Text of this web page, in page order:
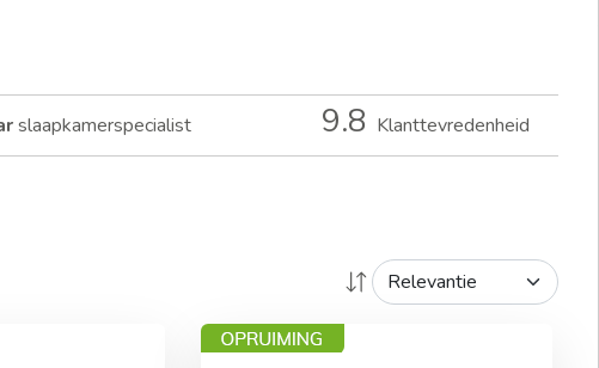
slaapkamerspecialist 9.8 Klanttevredenheid